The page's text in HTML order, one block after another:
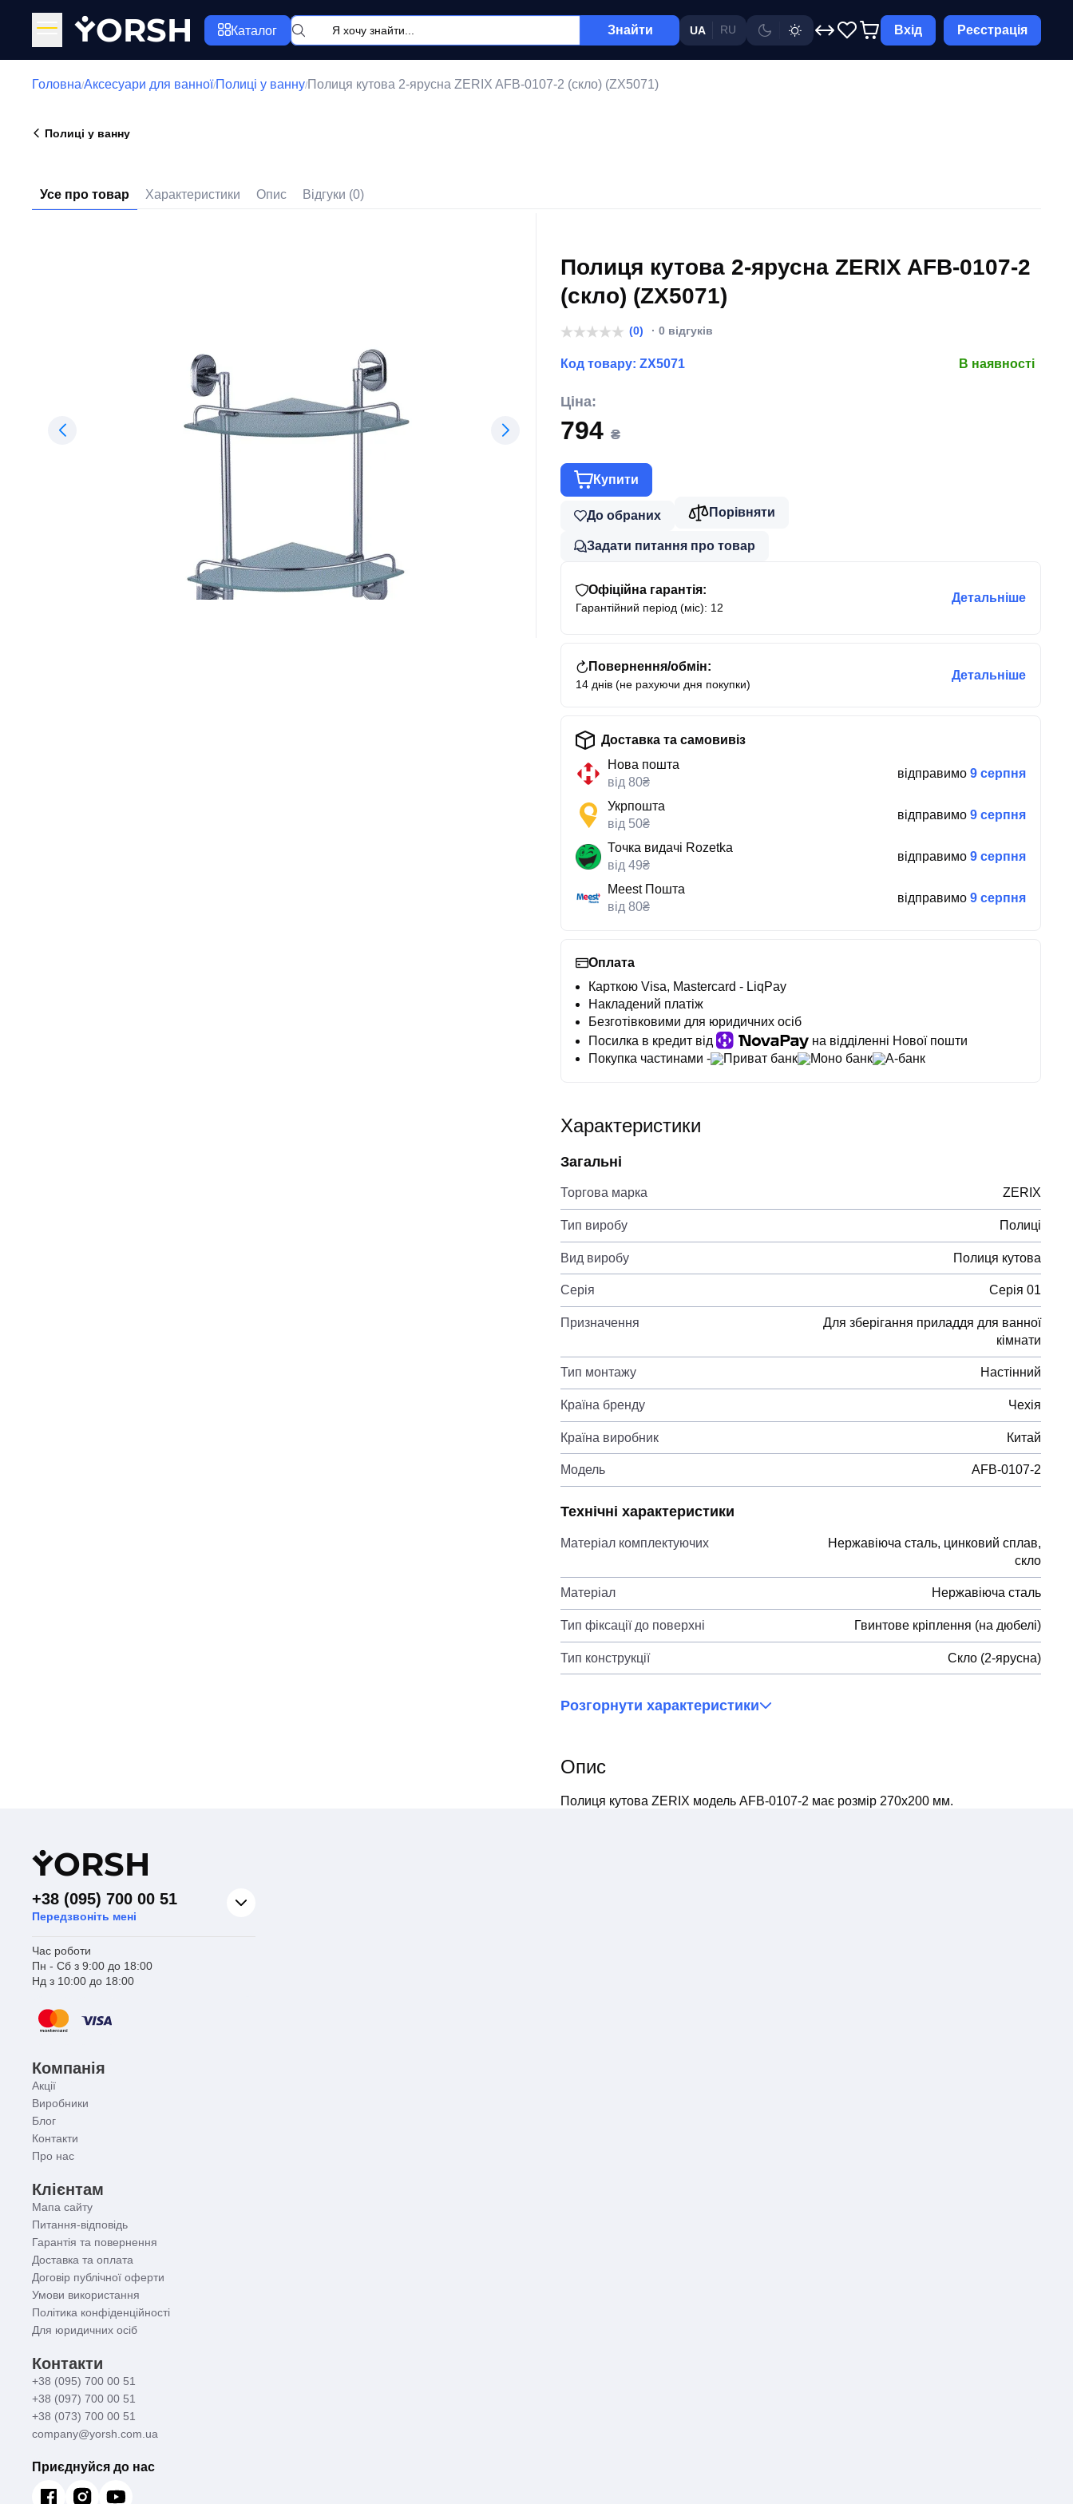
YORSH Каталог Знайти UA RU Вхід Реєстрація
Головна/Аксесуари для ванної/Полиці у ванну/Полиця кутова 2-ярусна ZERIX AFB-0107-2 (скло) (ZX5071)
Полиці у ванну
Усе про товар Характеристики Опис Відгуки (0)
Полиця кутова 2-ярусна ZERIX AFB-0107-2
(скло) (ZX5071)
(0) · 0 відгуків
Код товару: ZX5071 В наявності
Ціна:
794 ₴
Купити
До обраних Порівняти
Задати питання про товар
Офіційна гарантія:
Гарантійний період (міс): 12
Детальніше
Повернення/обмін:
14 днів (не рахуючи дня покупки)
Детальніше
Доставка та самовивіз
Нова пошта
від 80₴
відправимо 9 серпня
Укрпошта
від 50₴
відправимо 9 серпня
Точка видачі Rozetka
від 49₴
відправимо 9 серпня
Meest Пошта
від 80₴
відправимо 9 серпня
Оплата
Карткою Visa, Mastercard - LiqPay
Накладений платіж
Безготівковими для юридичних осіб
Посилка в кредит від
на відділенні Нової пошти
Покупка частинами -
Приват банк Моно банк А-банк
Характеристики
Загальні
Торгова марка ZERIX
Тип виробу Полиці
Вид виробу Полиця кутова
Серія Серія 01
Призначення
Для зберігання приладдя для ванної
кімнати
Тип монтажу Настінний
Країна бренду Чехія
Країна виробник Китай
Модель AFB-0107-2
Технічні характеристики
Матеріал комплектуючих
Нержавіюча сталь, цинковий сплав,
скло
Матеріал Нержавіюча сталь
Тип фіксації до поверхні Гвинтове кріплення (на дюбелі)
Тип конструкції Скло (2-ярусна)
Розгорнути характеристики
Опис
Полиця кутова ZERIX модель AFB-0107-2 має розмір 270x200 мм.
YORSH
+38 (095) 700 00 51
Передзвоніть мені
Час роботи
Пн - Сб з 9:00 до 18:00
Нд з 10:00 до 18:00
Компанія
Акції
Виробники
Блог
Контакти
Про нас
Клієнтам
Мапа сайту
Питання-відповідь
Гарантія та повернення
Доставка та оплата
Договір публічної оферти
Умови використання
Політика конфіденційності
Для юридичних осіб
Контакти
+38 (095) 700 00 51
+38 (097) 700 00 51
+38 (073) 700 00 51
company@yorsh.com.ua
Приєднуйся до нас